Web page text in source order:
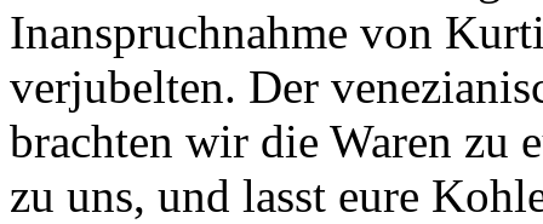
Inanspruchnahme von
verjubelten. Der
brachten wir die Waren zu
zu uns, und lasst eure